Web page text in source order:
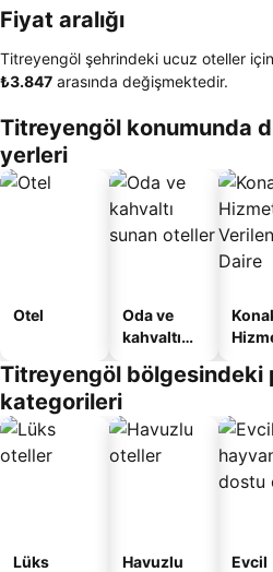
Fiyat aralığı
Titreyengöl şehrindeki ucuz oteller
‎₺3.847 arasında değişmektedir.
Titreyengöl konumunda
yerleri
Otel
Oda ve
kahvaltı
oteller
Apart
Titreyengöl bölgesindeki
kategorileri
Lüks
Havuzlu
Evcil